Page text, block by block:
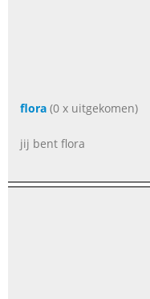
flora(0 x uitgekomen)
jij bent flora